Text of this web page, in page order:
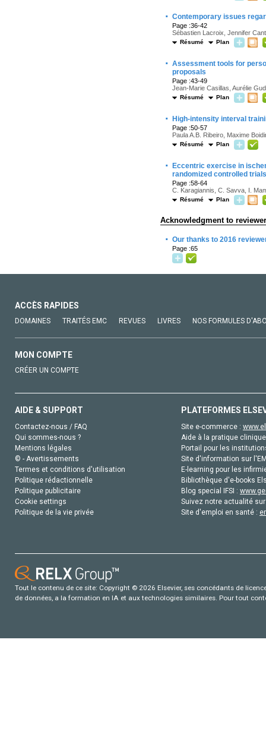
· Contemporary issues
Page :36-42
Sébastien Lacroix, Jennifer
Résumé Plan
· Assessment tools for
proposals
Page :43-49
Jean-Marie Casillas, Aurélie
Résumé Plan
· High-intensity interval
Page :50-57
Paula A.B. Ribeiro, Maxime
Résumé Plan
·
Eccentric exercise in
randomized controlled trials
Page :58-64
C. Karagiannis, C. Savva, I.
Résumé Plan
Acknowledgment to
· Our thanks to 2016
Page :65
ACCÈS RAPIDES
DOMAINES TRAITÉS EMC REVUES LIVRES NOS FORMULES
MON COMPTE
CRÉER UN COMPTE
AIDE & SUPPORT
Contactez-nous / FAQ
Qui sommes-nous ?
Mentions légales
© - Avertissements
Termes et conditions d'utilisation
Politique rédactionnelle
Politique publicitaire
Cookie settings
Politique de la vie privée
PLATEFORMES
Site e-commerce :
Aide à la pratique
Portail pour les
Site d'information sur
E-learning pour les
Bibliothèque d'e-books
Blog special IFSI :
Suivez notre actualité
Site d'emploi en santé :
Tout le contenu de ce site: Copyright © 2026 Elsevier, ses concédants de
de données, a la formation en IA et aux technologies similaires. Pour tout